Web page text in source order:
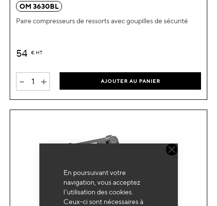
En poursuivant votre
navigation, vous acceptez
l’utilisation des cookies.
Ceux-ci sont nécessaires à
OM 3630BL
Paire compresseurs de ressorts avec goupilles de sécurité
54 € HT
- + AJOUTER AU PANIER